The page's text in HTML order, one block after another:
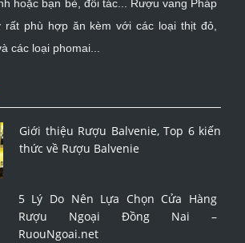
hoặc bạn bè, đối tác... Rượu vang Pháp
rất phù hợp ăn kèm với các loại thịt đỏ,
các loại phomai...
Giới thiệu Rượu Balvenie, Top 6 kiến
thức về Rượu Balvenie
5 Lý Do Nên Lựa Chọn Cửa Hàng
Rượu Ngoại Đồng Nai –
RuouNgoai.net